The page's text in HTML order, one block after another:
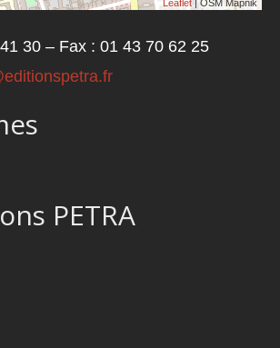
Leaflet | OSM Mapnik
30 – Fax : 01 43 70 62 25
PETRA